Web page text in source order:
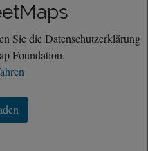
Sie die Datenschutzerklärung
Foundation.